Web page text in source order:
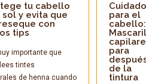
tu cabello
sol y evita que
con
tips
importante que
tintes
de henna cuando
para el
cabello:
para
de la
tintura